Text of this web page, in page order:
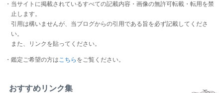
・当サイトに掲載されているすべての記載内容・画像の無許可転載・転用を禁
止します。
引用は構いませんが、当ブログからの引用である旨を必ず記載してくださ
い。
また、リンクを貼ってください。
・鑑定ご希望の方はこちら をご覧ください。
おすすめリンク集